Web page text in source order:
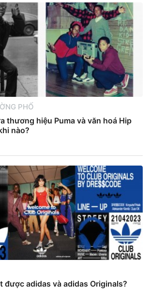
PHỐ
thương hiệu Puma và văn hoá Hip
nào?
được adidas và adidas Originals?